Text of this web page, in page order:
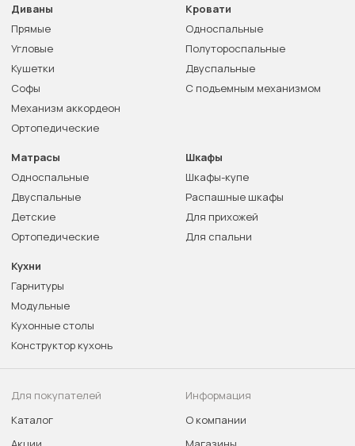
Диваны
Прямые
Угловые
Кушетки
Софы
Механизм аккордеон
Ортопедические
Кровати
Односпальные
Полутороспальные
Двуспальные
С подъемным механизмом
Матрасы
Односпальные
Двуспальные
Детские
Ортопедические
Шкафы
Шкафы-купе
Распашные шкафы
Для прихожей
Для спальни
Кухни
Гарнитуры
Модульные
Кухонные столы
Конструктор кухонь
Для покупателей
Каталог
Информация
О компании